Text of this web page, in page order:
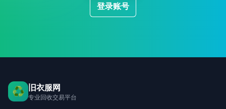
登录账号
♻️ 旧衣服网
专业回收交易平台